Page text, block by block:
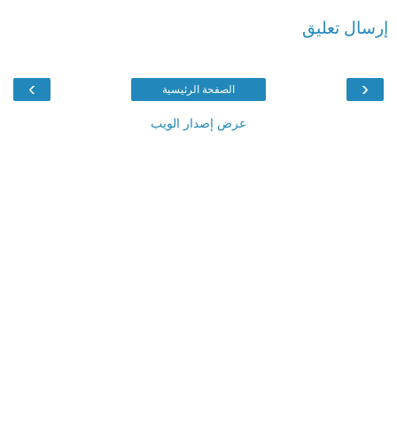
إرسال تعليق
‹
› الصفحة الرئيسية
عرض إصدار الويب